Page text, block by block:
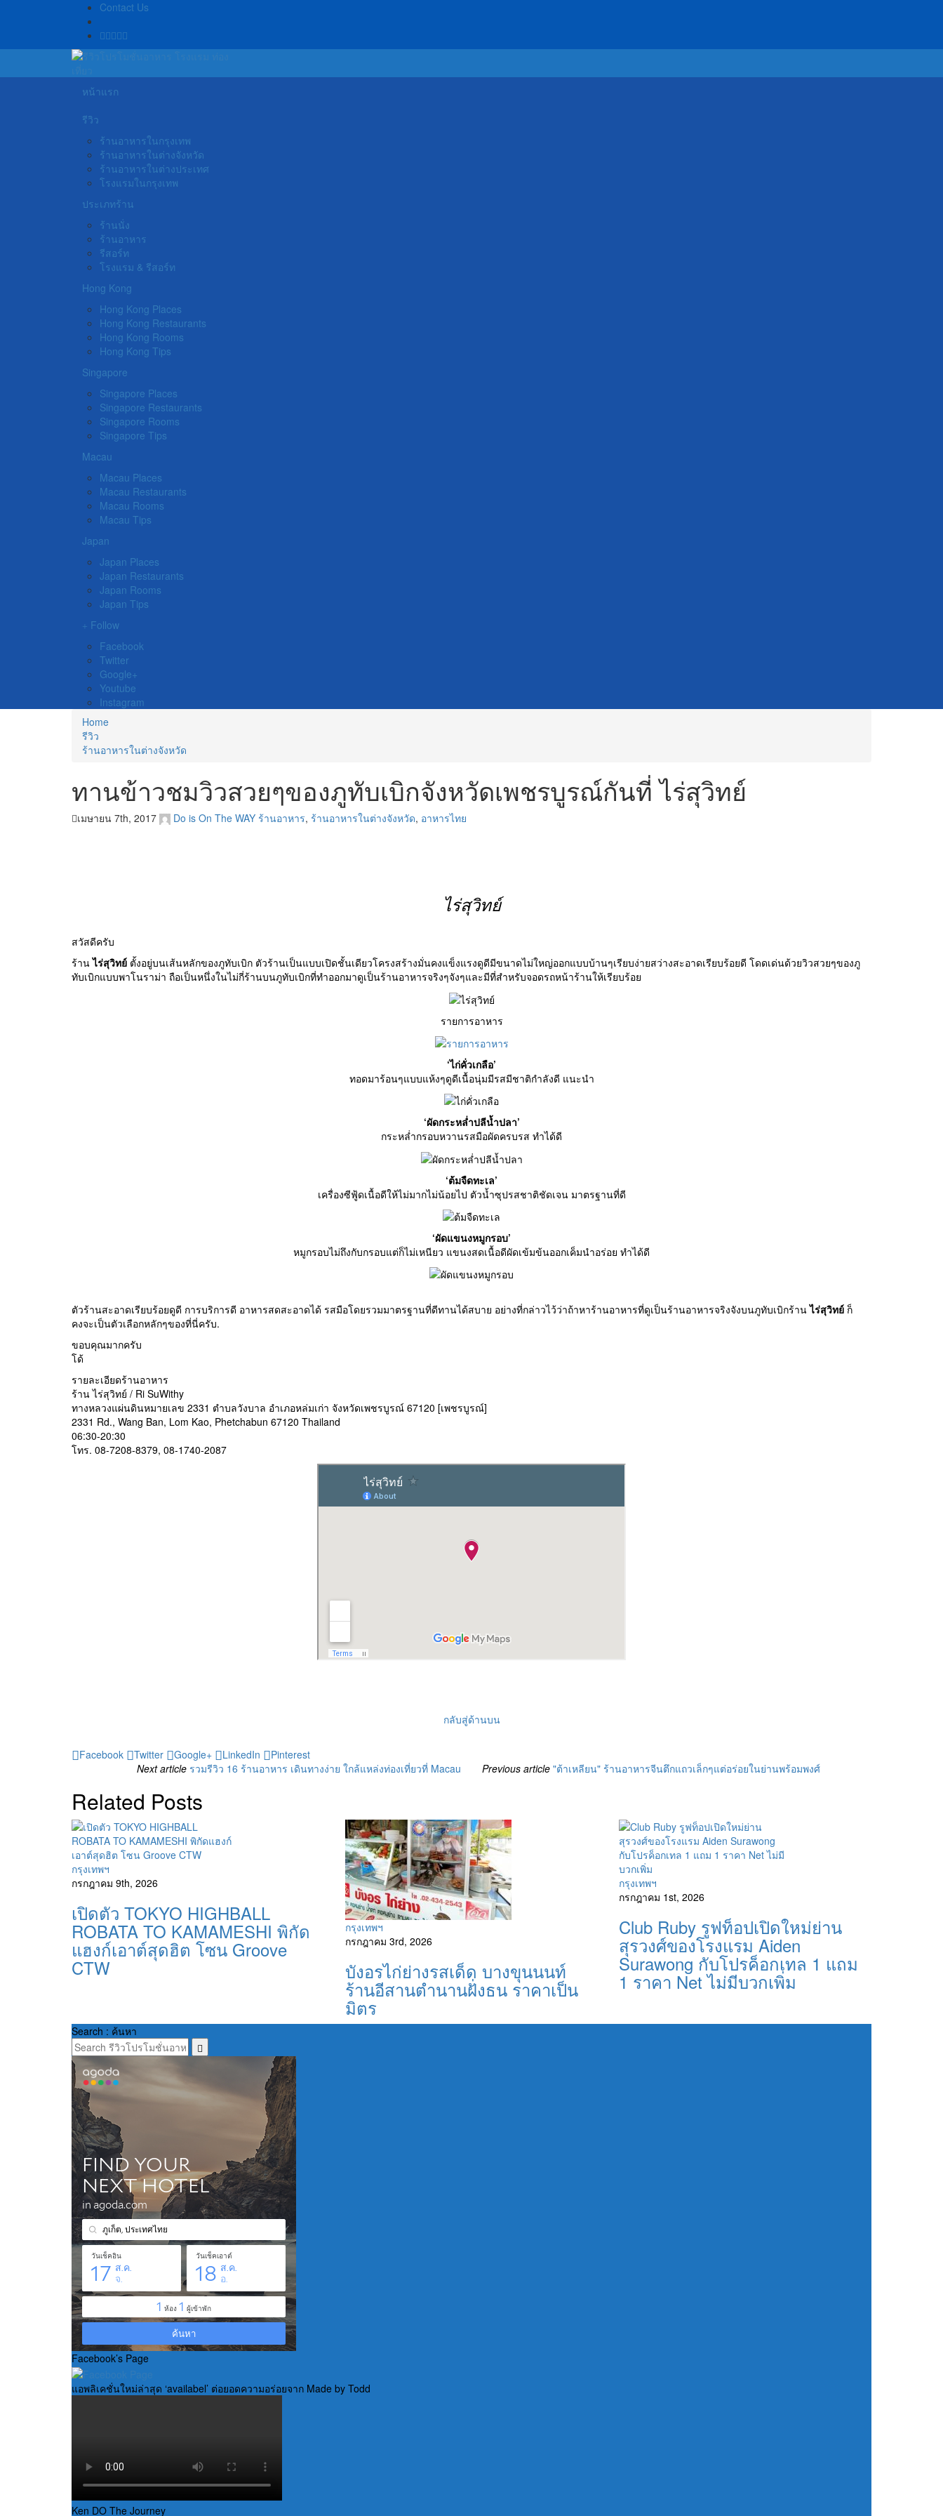
Contact Us
หน้าแรก
รีวิว
ร้านอาหารในกรุงเทพ
ร้านอาหารในต่างจังหวัด
ร้านอาหารในต่างประเทศ
โรงแรมในกรุงเทพ
ประเภทร้าน
ร้านนั่ง
ร้านอาหาร
รีสอร์ท
โรงแรม & รีสอร์ท
Hong Kong
Hong Kong Places
Hong Kong Restaurants
Hong Kong Rooms
Hong Kong Tips
Singapore
Singapore Places
Singapore Restaurants
Singapore Rooms
Singapore Tips
Macau
Macau Places
Macau Restaurants
Macau Rooms
Macau Tips
Japan
Japan Places
Japan Restaurants
Japan Rooms
Japan Tips
Follow
Facebook
Twitter
Google+
Youtube
Instagram
Home
รีวิว
ร้านอาหารในต่างจังหวัด
ทานข้าวชมวิวสวยๆของภูทับเบิกจังหวัดเพชรบูรณ์กันที่ ไร่สุวิทย์
เมษายน 7th, 2017 Do is On The WAY ร้านอาหาร, ร้านอาหารในต่างจังหวัด, อาหารไทย
ไร่สุวิทย์
สวัสดีครับ
ร้านไร่สุวิทย์ ตั้งอยู่บนเส้นหลักของภูทับเบิก ตัวร้านเป็นแบบเปิดชั้นเดียวโครงสร้างมั่นคงแข็งแรงดูดีมีขนาดไม่ใหญ่ออกแบบบ้านๆเรียบง่ายสว่างสะอาดเรียบร้อยดี โดดเด่นด้วยวิวสวยๆของภู
ทับเบิกแบบพาโนราม่า ถือเป็นหนึ่งในไม่กี่ร้านบนภูทับเบิกที่ทำออกมาดูเป็นร้านอาหารจริงๆจังๆและมีที่สำหรับจอดรถหน้าร้านให้เรียบร้อย
รายการอาหาร
‘ไก่คั่วเกลือ’
ทอดมาร้อนๆแบบแห้งๆดูดีเนื้อนุ่มมีรสมีชาติกำลังดี แนะนำ
‘ผัดกระหล่ำปลีน้ำปลา’
กระหล่ำกรอบหวานรสมือผัดครบรส ทำได้ดี
‘ต้มจืดทะเล’
เครื่องซีฟู้ดเนื้อดีให้ไม่มากไม่น้อยไป ตัวน้ำซุปรสชาติชัดเจน มาตรฐานที่ดี
‘ผัดแขนงหมูกรอบ’
หมูกรอบไม่ถึงกับกรอบแต่ก็ไม่เหนียว แขนงสดเนื้อดีผัดเข้มข้นออกเค็มนำอร่อย ทำได้ดี
ตัวร้านสะอาดเรียบร้อยดูดี การบริการดี อาหารสดสะอาดได้ รสมือโดยรวมมาตรฐานที่ดีทานได้สบาย อย่างที่กล่าวไว้ว่าถ้าหาร้านอาหารที่ดูเป็นร้านอาหารจริงจังบนภูทับเบิกร้านไร่สุวิทย์ ก็
คงจะเป็นตัวเลือกหลักๆของที่นี่ครับ.
ขอบคุณมากครับ
โด้
รายละเอียดร้านอาหาร
ร้าน ไร่สุวิทย์ / Ri SuWithy
ทางหลวงแผ่นดินหมายเลข 2331 ตำบลวังบาล อำเภอหล่มเก่า จังหวัดเพชรบูรณ์ 67120 [เพชรบูรณ์]
2331 Rd., Wang Ban, Lom Kao, Phetchabun 67120 Thailand
06:30-20:30
โทร. 08-7208-8379, 08-1740-2087
กลับสู่ด้านบน
Facebook Twitter Google+ LinkedIn
Pinterest
Next article รวมรีวิว 16 ร้านอาหาร เดินทางง่าย ใกล้แหล่งท่องเที่ยวที่ Macau Previous article "ต้าเหลียน" ร้านอาหารจีนตึกแถวเล็กๆแต่อร่อยในย่านพร้อมพงศ์
Related Posts
กรุงเทพฯ
กรกฎาคม 9th, 2026
เปิดตัว TOKYO HIGHBALL
ROBATA TO KAMAMESHI พิกัด
แฮงก์เอาต์สุดฮิต โซน Groove
CTW
กรุงเทพฯ
กรกฎาคม 3rd, 2026
บังอรไก่ย่างรสเด็ด บางขุนนนท์
ร้านอีสานตำนานฝั่งธน ราคาเป็น
มิตร
กรุงเทพฯ
กรกฎาคม 1st, 2026
Club Ruby รูฟท็อปเปิดใหม่ย่าน
สุรวงศ์ของโรงแรม Aiden
Surawong กับโปรค็อกเทล 1 แถม
1 ราคา Net ไม่มีบวกเพิ่ม
Search : ค้นหา
Facebook’s Page
แอพลิเคชั่นใหม่ล่าสุด ‘availabel’ ต่อยอดความอร่อยจาก Made by Todd
Ken DO The Journey